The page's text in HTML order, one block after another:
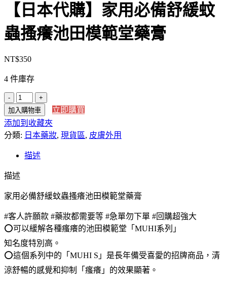
【日本代購】家用必備舒緩蚊
蟲搔癢池田模範堂藥膏
NT$350
4 件庫存
【日
本
代
購】
用
必
舒
蚊
蟲
搔
癢
池
加入購物車
立即購買
添加到收藏夾
分類: 日本藥妝, 現貨區, 皮膚外用
描述
描述
家用必備舒緩蚊蟲搔癢池田模範堂藥膏
#客人許願款 #藥妝都需要等 #急單勿下單 #回購超強大
⭕️可以緩解各種瘙癢的池田模範堂「MUHI系列」
知名度特別高。
⭕️這個系列中的「MUHI S」是長年備受喜愛的招牌商品，清
涼舒暢的感覺和抑制「瘙癢」的效果顯著。